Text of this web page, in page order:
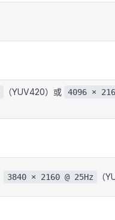
（YUV420）或
4096 ×
3840 × 2160 @ 25Hz （